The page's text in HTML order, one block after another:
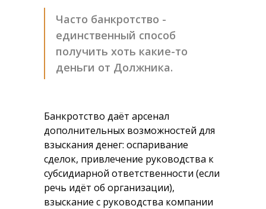
Банкротство даёт арсенал
дополнительных возможностей для
взыскания денег: оспаривание
сделок, привлечение руководства к
субсидиарной ответственности (если
речь идёт об организации),
взыскание с руководства компании
Часто банкротство -
единственный способ
получить хоть какие-то
деньги от Должника.